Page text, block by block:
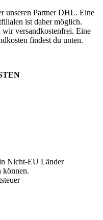
unseren Partner DHL. Eine
ist daher möglich.
versandkostenfrei. Eine
findest du unten.
Nicht-EU Länder
können.